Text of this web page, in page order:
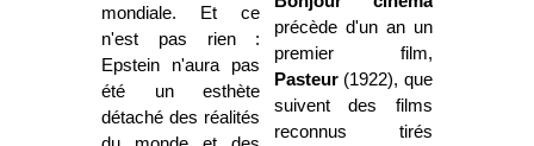
précède d'un an un
premier film,
Pasteur (1922), que
suivent des films
reconnus tirés
mondiale. Et ce
n'est pas rien :
Epstein n'aura pas
été un esthète
détaché des réalités